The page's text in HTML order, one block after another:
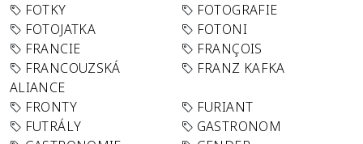
FOTKY
FOTOGRAFIE
FOTOJATKA
FOTONI
FRANCIE
FRANÇOIS
FRANCOUZSKÁ
ALIANCE
FRANZ KAFKA
FRONTY
FURIANT
FUTRÁLY
GASTRONOM